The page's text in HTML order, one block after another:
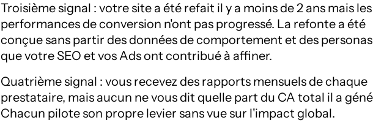
Troisième signal : votre site a été refait il y a moins de 2 ans mais les
performances de conversion n'ont pas progressé. La refonte a été
conçue sans partir des données de comportement et des personas
que votre SEO et vos Ads ont contribué à affiner.
Quatrième signal : vous recevez des rapports mensuels de chaque
prestataire, mais aucun ne vous dit quelle part du CA total il a
Chacun pilote son propre levier sans vue sur l'impact global.